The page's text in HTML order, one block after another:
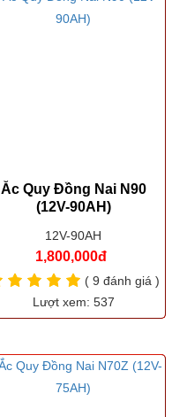
Ắc Quy Đồng Nai N90
(12V-90AH)
12V-90AH
1,800,000đ
( 9 đánh giá )
Lượt xem: 537